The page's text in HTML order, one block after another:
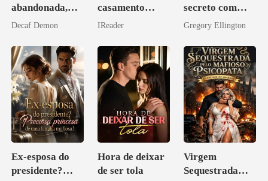
abandonada,
agora intocável
Decaf Demon
casamento
relâmpago com
IReader
secreto com
meu chefe
Gregory Ellington
Ex-esposa do
presidente?
Hora de deixar
de ser tola
Virgem
Sequestrada